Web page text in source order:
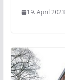
19. April 2023